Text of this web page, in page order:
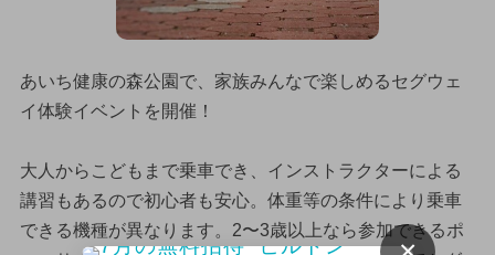
あいち健康の森公園で、家族みんなで楽しめるセグウェ
イ体験イベントを開催！
大人からこどもまで乗車でき、インストラクターによる
講習もあるので初心者も安心。体重等の条件により乗車
できる機種が異なります。2〜3歳以上なら参加できるポ